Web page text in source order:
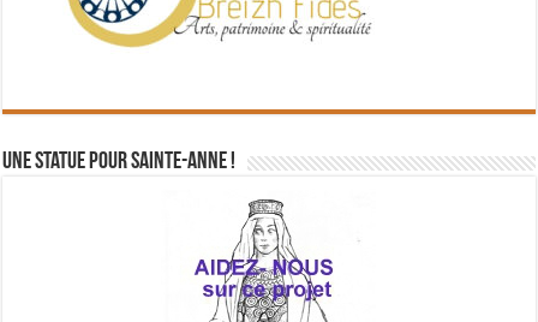
Une statue pour Sainte-Anne !